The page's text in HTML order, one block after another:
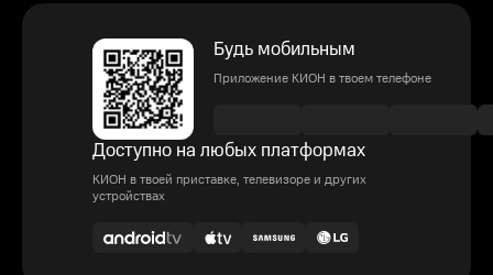
Будь мобильным
Приложение КИОН в твоем телефоне
Доступно на любых платформах
КИОН в твоей приставке, телевизоре и других
устройствах